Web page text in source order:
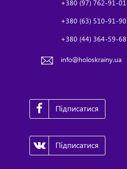
+380 (97) 762-91-01
+380 (63) 510-91-90
+380 (44) 364-59-68
info@holoskrainy.ua
Підписатися
Підписатися